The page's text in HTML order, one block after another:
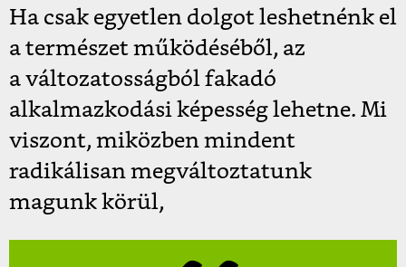
Ha csak egyetlen dolgot leshetnénk el
a természet működéséből, az
a változatosságból fakadó
alkalmazkodási képesség lehetne. Mi
viszont, miközben mindent
radikálisan megváltoztatunk
magunk körül,